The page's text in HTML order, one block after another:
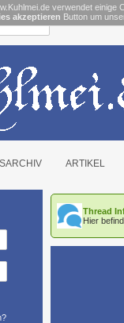
ARTIKEL
Thread
Hier
verwendet einige
akzeptieren Button um